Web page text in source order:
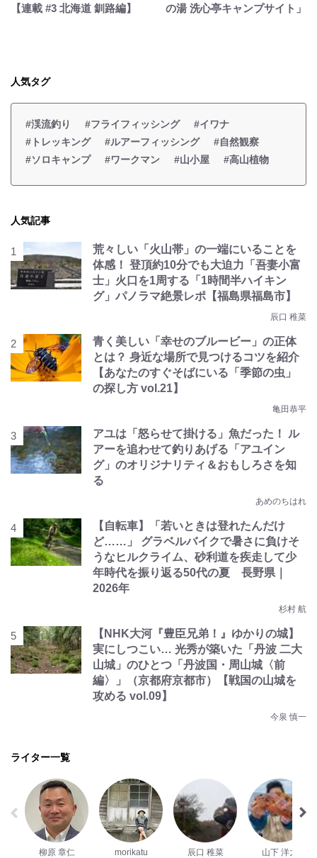
【連載 #3 北海道 釧路編】
の湯 洗心亭キャンプサイト」
人気タグ
#渓流釣り #フライフィッシング
#イワナ
#トレッキング
#ルアーフィッシング
#自然観察
#ソロキャンプ
#ワークマン #山小屋 #高山植物
人気記事
荒々しい「火山帯」の一端にいることを
体感！ 登頂約10分でも大迫力「吾妻小富
士」火口を1周する「1時間半ハイキン
グ」パノラマ絶景レポ【福島県福島市】
辰口 稚菜
青く美しい「幸せのブルービー」の正体
とは？ 身近な場所で見つけるコツを紹介
【あなたのすぐそばにいる「季節の虫」
の探し方 vol.21】
亀田恭平
アユは「怒らせて掛ける」魚だった！ ル
アーを追わせて釣りあげる「アユイン
グ」のオリジナリティ＆おもしろさを知
る
あめのちはれ
【自転車】「若いときは登れたんだけ
ど……」 グラベルバイクで暑さに負けそ
うなヒルクライム、砂利道を疾走して少
年時代を振り返る50代の夏 長野県｜
2026年
杉村 航
【NHK大河『豊臣兄弟！』ゆかりの城】
実にしつこい… 光秀が築いた「丹波 二大
山城」のひとつ「丹波国・周山城〈前
編〉」（京都府京都市）【戦国の山城を
攻める vol.09】
今泉 慎一
ライター一覧
柳原 章仁 morikatu 辰口 稚菜 山下 洋太